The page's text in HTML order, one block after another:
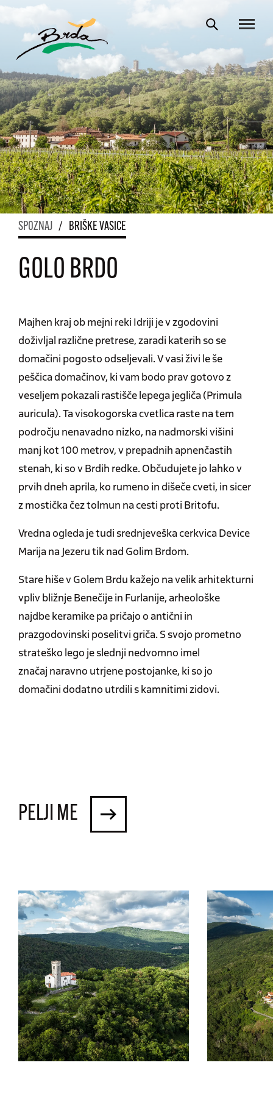
SPOZNAJ / BRIŠKE VASICE
GOLO BRDO
Majhen kraj ob mejni reki Idriji je v zgodovini
doživljal različne pretrese, zaradi katerih so se
domačini pogosto odseljevali. V vasi živi le še
peščica domačinov, ki vam bodo prav gotovo z
veseljem pokazali rastišče lepega jegliča (Primula
auricula). Ta visokogorska cvetlica raste na tem
področju nenavadno nizko, na nadmorski višini
manj kot 100 metrov, v prepadnih apnenčastih
stenah, ki so v Brdih redke. Občudujete jo lahko v
prvih dneh aprila, ko rumeno in dišeče cveti, in sicer
z mostička čez tolmun na cesti proti Britofu.
Vredna ogleda je tudi srednjeveška cerkvica Device
Marija na Jezeru tik nad Golim Brdom.
Stare hiše v Golem Brdu kažejo na velik arhitekturni
vpliv bližnje Benečije in Furlanije, arheološke
najdbe keramike pa pričajo o antični in
prazgodovinski poselitvi griča. S svojo prometno
strateško lego je slednji nedvomno imel
značaj naravno utrjene postojanke, ki so jo
domačini dodatno utrdili s kamnitimi zidovi.
PELJI ME